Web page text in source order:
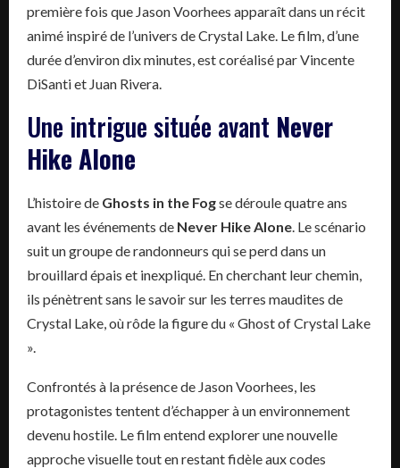
première fois que Jason Voorhees apparaît dans un récit
animé inspiré de l’univers de Crystal Lake. Le film, d’une
durée d’environ dix minutes, est coréalisé par Vincente
DiSanti et Juan Rivera.
Une intrigue située avant Never
Hike Alone
L’histoire de Ghosts in the Fogse déroule quatre ans
avant les événements de Never Hike Alone . Le scénario
suit un groupe de randonneurs qui se perd dans un
brouillard épais et inexpliqué. En cherchant leur chemin,
ils pénètrent sans le savoir sur les terres maudites de
Crystal Lake, où rôde la figure du « Ghost of Crystal Lake
».
Confrontés à la présence de Jason Voorhees, les
protagonistes tentent d’échapper à un environnement
devenu hostile. Le film entend explorer une nouvelle
approche visuelle tout en restant fidèle aux codes